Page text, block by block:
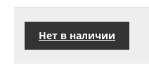
Нет в наличии